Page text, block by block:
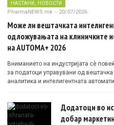
НАСТАНИ, НОВОСТИ
PharmaNEWS.mk - 20/07/2026
Може ли вештачката
одложувањата на клиничките
на AUTOMA+ 2026
Вниманието на индустријата сè
за податоци управувани од вештачка
аналитика и интелигентната
Додатоци во
добар